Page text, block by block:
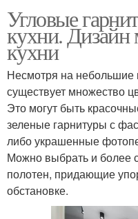
Угловые
кухни. Дизайн
кухни
Несмотря на небольшие
существует множество
Это могут быть
зеленые гарнитуры с
либо украшенные
Можно выбрать и более
полотен, придающие
обстановке.